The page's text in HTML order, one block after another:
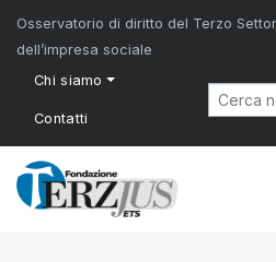
Osservatorio di diritto del Terzo
dell’impresa sociale
Chi siamo
Contatti